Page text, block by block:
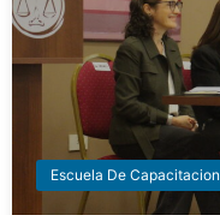
Escuela De Capacitacion